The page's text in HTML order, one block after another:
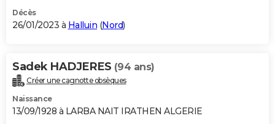
Décès
26/01/2023 à Halluin (Nord)
Sadek HADJERES (94 ans)
Créer une cagnotte obsèques
Naissance
13/09/1928 à LARBA NAIT IRATHEN ALGERIE